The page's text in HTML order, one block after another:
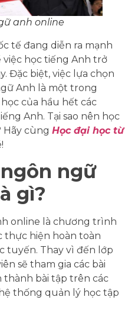
anh online
tế đang diễn ra mạnh
học tiếng Anh trở
Đặc biệt, việc lựa chọn
Anh là một trong
của hầu hết các
Anh. Tại sao nên học
Hãy cùng Học đại học từ
ngữ
gì?
online là chương trình
thực hiện hoàn toàn
tuyến. Thay vì đến lớp
sẽ tham gia các bài
thành bài tập trên các
thống quản lý học tập